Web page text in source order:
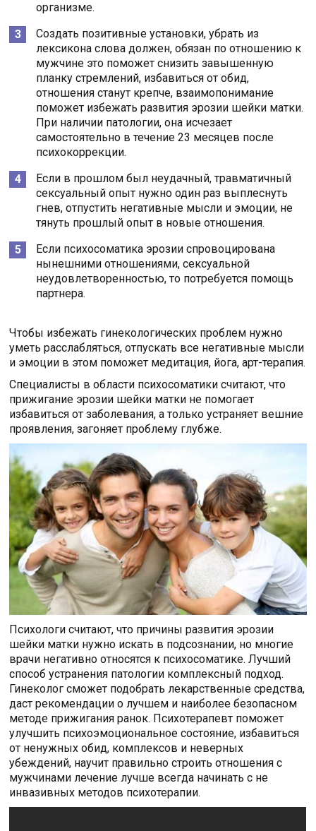
организме.
Создать позитивные установки, убрать из
лексикона слова должен, обязан по отношению к
мужчине это поможет снизить завышенную
планку стремлений, избавиться от обид,
отношения станут крепче, взаимопонимание
поможет избежать развития эрозии шейки матки.
При наличии патологии, она исчезает
самостоятельно в течение 23 месяцев после
психокоррекции.
Если в прошлом был неудачный, травматичный
сексуальный опыт нужно один раз выплеснуть
гнев, отпустить негативные мысли и эмоции, не
тянуть прошлый опыт в новые отношения.
Если психосоматика эрозии спровоцирована
нынешними отношениями, сексуальной
неудовлетворенностью, то потребуется помощь
партнера.
Чтобы избежать гинекологических проблем нужно
уметь расслабляться, отпускать все негативные мысли
и эмоции в этом поможет медитация, йога, арт-терапия.
Специалисты в области психосоматики считают, что
прижигание эрозии шейки матки не помогает
избавиться от заболевания, а только устраняет вешние
проявления, загоняет проблему глубже.
Психологи считают, что причины развития эрозии
шейки матки нужно искать в подсознании, но многие
врачи негативно относятся к психосоматике. Лучший
способ устранения патологии комплексный подход.
Гинеколог сможет подобрать лекарственные средства,
даст рекомендации о лучшем и наиболее безопасном
методе прижигания ранок. Психотерапевт поможет
улучшить психоэмоциональное состояние, избавиться
от ненужных обид, комплексов и неверных
убеждений, научит правильно строить отношения с
мужчинами лечение лучше всегда начинать c не
инвазивных методов психотерапии.